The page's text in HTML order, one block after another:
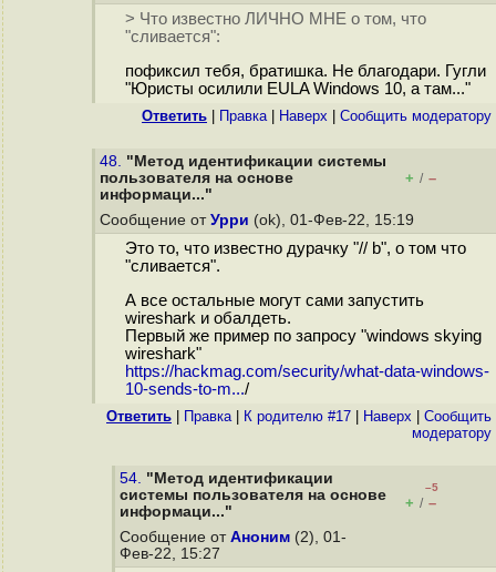
> Что известно ЛИЧНО МНЕ о том, что
"сливается":
пофиксил тебя, братишка. Не благодари. Гугли
"Юристы осилили EULA Windows 10, а там..."
Ответить Правка| Наверх Cообщить модератору
48. "Метод идентификации системы
пользователя на основе
информаци..."
+ / –
Сообщение от Урри (ok), 01-Фев-22, 15:19
Это то, что известно дурачку "// b", о том что
"сливается".
А все остальные могут сами запустить
wireshark и обалдеть.
Первый же пример по запросу "windows skying
wireshark"
https://hackmag.com/security/what-data-windows-
10-sends-to-m.../
Ответить Правка| К родителю #17 Наверх
Cообщить
модератору
54. "Метод идентификации
системы пользователя на основе
информаци..."
–5
+ / –
Сообщение от Аноним (2), 01-
Фев-22, 15:27